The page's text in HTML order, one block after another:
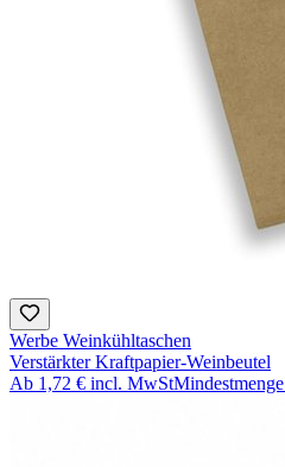
Werbe Weinkühltaschen
Verstärkter Kraftpapier-Weinbeutel
Ab 1,72 € incl. MwStMindestmenge